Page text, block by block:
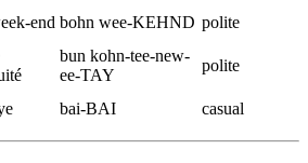
end bohn wee-KEHND polite
bun kohn-tee-new-
ee-TAY
polite
bai-BAI casual